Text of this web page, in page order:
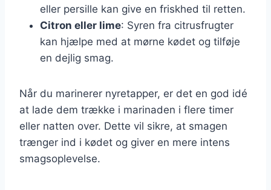
eller persille kan give en friskhed til retten.
Citron eller lime: Syren fra citrusfrugter
kan hjælpe med at mørne kødet og tilføje
en dejlig smag.
Når du marinerer nyretapper, er det en god idé
at lade dem trække i marinaden i flere timer
eller natten over. Dette vil sikre, at smagen
trænger ind i kødet og giver en mere intens
smagsoplevelse.